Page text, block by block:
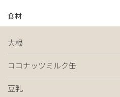
食材
大根
ココナッツミルク缶
豆乳